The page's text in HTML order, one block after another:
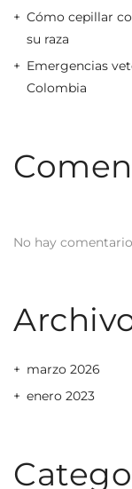
Cómo cepillar
su raza
Emergencias
Colombia
No hay
marzo 2026
enero 2023